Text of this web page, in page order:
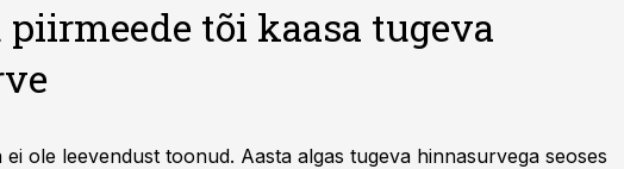
tõi kaasa tugeva
ei ole leevendust toonud. Aasta algas tugeva hinnasurvega seoses